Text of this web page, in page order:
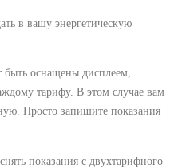
в вашу энергетическую
быть оснащены дисплеем,
тарифу. В этом случае вам
Просто запишите показания
показания с двухтарифного